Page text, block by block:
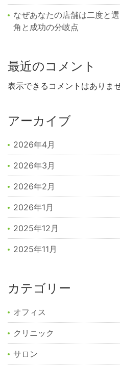
なぜあなたの店舗は二度と
角と成功の分岐点
最近のコメント
表示できるコメントはありませ
アーカイブ
2026年4月
2026年3月
2026年2月
2026年1月
2025年12月
2025年11月
カテゴリー
オフィス
クリニック
サロン